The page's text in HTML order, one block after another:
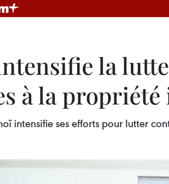
la
à la
intensifie ses efforts pour lutter